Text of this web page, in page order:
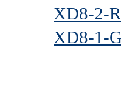
XD8-2-
XD8-1-